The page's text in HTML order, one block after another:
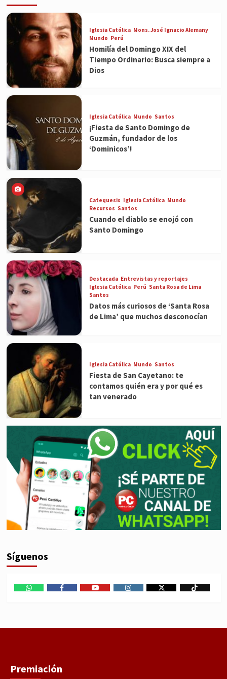
Iglesia Católica Mons. José Ignacio Alemany
Mundo Perú
Homilía del Domingo XIX del
Tiempo Ordinario: Busca siempre a
Dios
Iglesia Católica Mundo Santos
¡Fiesta de Santo Domingo de
Guzmán, fundador de los
‘Dominicos’!
Catequesis Iglesia Católica Mundo
Recursos Santos
Cuando el diablo se enojó con
Santo Domingo
Destacada Entrevistas y reportajes
Iglesia Católica Perú Santa Rosa de Lima
Santos
Datos más curiosos de ‘Santa Rosa
de Lima’ que muchos desconocían
Iglesia Católica Mundo Santos
Fiesta de San Cayetano: te
contamos quién era y por qué es
tan venerado
Síguenos
Premiación